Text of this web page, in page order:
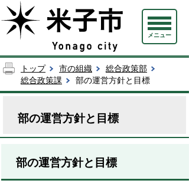
メニュー
トップ 市の組織
総合政策部
総合政策課
部の運営方針と目標
部の運営方針と目標
部の運営方針と目標